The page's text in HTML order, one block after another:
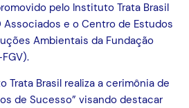
pelo Instituto Trata Brasil
Associados e o Centro de Estudos
Ambientais da Fundação
Trata Brasil realiza a cerimônia de
de Sucesso” visando destacar